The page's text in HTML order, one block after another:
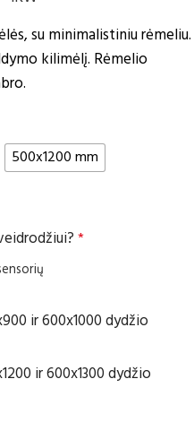
su minimalistiniu rėmeliu.
kilimėlį. Rėmelio
500x1200 mm
*
ir 600x1000 dydžio
ir 600x1300 dydžio